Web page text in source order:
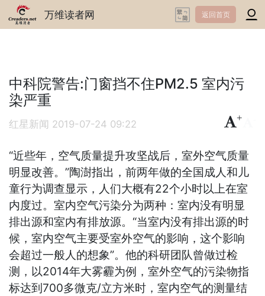
万维读者网 返回首页
中科院警告:门窗挡不住PM2.5 室内污
染严重
红星新闻 2019-07-24 09:22
+
“近些年，空气质量提升攻坚战后，室外空气质量
明显改善。”陶澍指出，前两年做的全国成人和儿
童行为调查显示，人们大概有22个小时以上在室
内度过。室内空气污染分为两种：室内没有明显
排出源和室内有排放源。“当室内没有排出源的时
候，室内空气主要受室外空气的影响，这个影响
会超过一般人的想象”。他的科研团队曾做过检
测，以2014年大雾霾为例，室外空气的污染物指
标达到700多微克/立方米时，室内空气的测量结